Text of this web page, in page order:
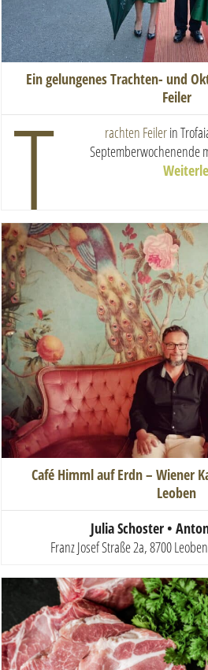
Ein gelungenes Trachten- und
Feiler
T rachten Feilerin
Septemberwochenende
Café Himml auf Erdn – Wiener
Leoben
Julia Schoster •
Franz Josef Straße 2a, 8700 Leoben